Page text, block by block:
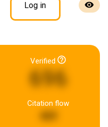
Log in
Verified
696
Citation flow
469